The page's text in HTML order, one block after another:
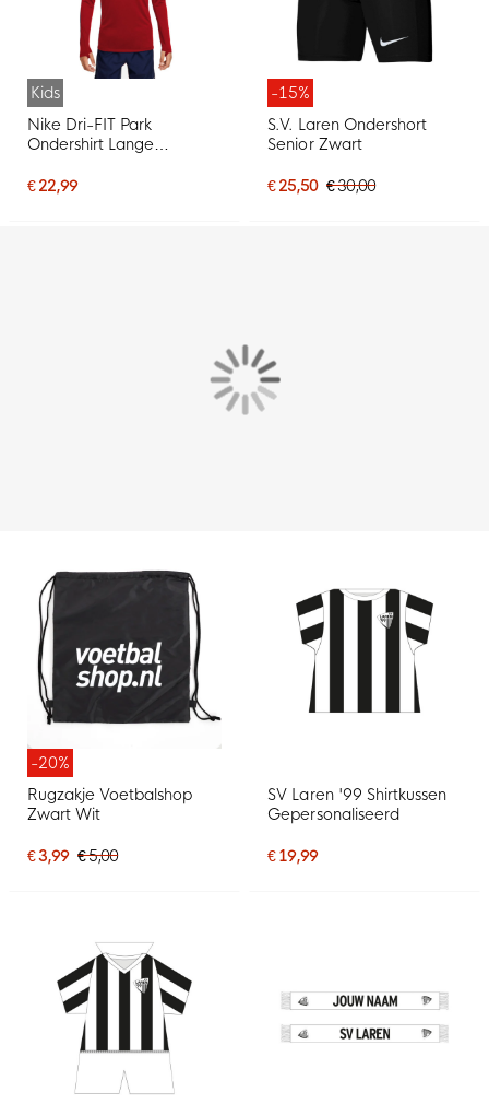
Kids
Nike Dri-FIT Park
Ondershirt Lange
€ 22,99
-15%
S.V. Laren Ondershort
Senior Zwart
€ 25,50 € 30,00
-20%
Rugzakje Voetbalshop
Zwart Wit
€ 3,99 € 5,00
SV Laren '99 Shirtkussen
Gepersonaliseerd
€ 19,99